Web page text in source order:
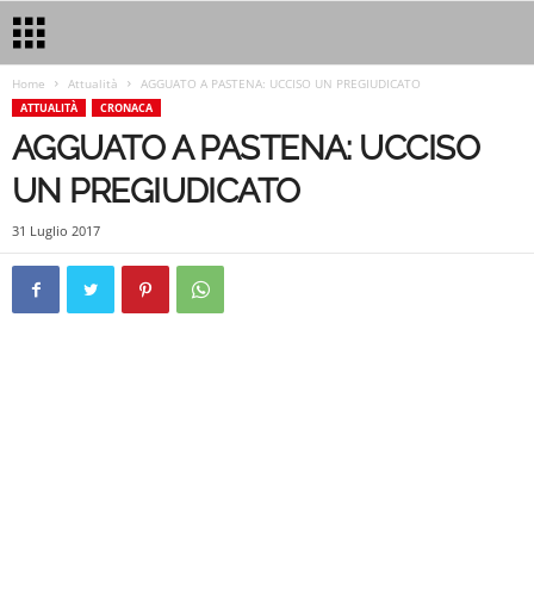
Home Attualità AGGUATO A PASTENA: UCCISO UN PREGIUDICATO
ATTUALITÀ CRONACA
AGGUATO A PASTENA: UCCISO
UN PREGIUDICATO
31 Luglio 2017